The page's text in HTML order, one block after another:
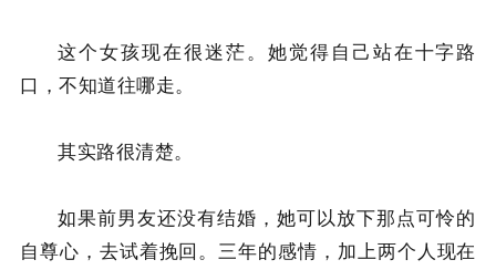
这个女孩现在很迷茫。她觉得自己站在十字路
口，不知道往哪走。
其实路很清楚。
如果前男友还没有结婚，她可以放下那点可怜的
自尊心，去试着挽回。三年的感情，加上两个人现在